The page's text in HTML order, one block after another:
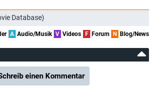
Database)
A Audio/Musik V Videos F Forum N Blog/News
einen Kommentar